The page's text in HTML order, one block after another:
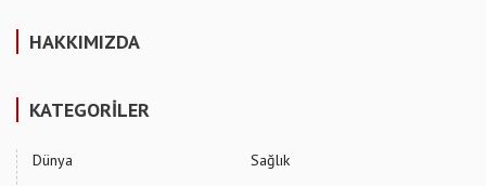
HAKKIMIZDA
KATEGORİLER
Dünya
Sağlık